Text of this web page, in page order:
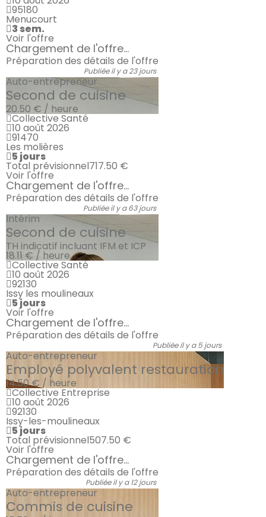
95180
Menucourt
3 sem.
Voir l'offre
Chargement de l'offre...
Préparation des détails de l'offre
Publiée il y a 23 jours
Auto-entrepreneur
Second de cuisine
20.50 € / heure
Collective Santé
10 août 2026
91470
Les molières
5 jours
Total prévisionnel717.50 €
Voir l'offre
Chargement de l'offre...
Préparation des détails de l'offre
Publiée il y a 63 jours
Intérim
Second de cuisine
TH indicatif incluant IFM et ICP
18.11 € / heure
Collective Santé
10 août 2026
92130
Issy les moulineaux
5 jours
Voir l'offre
Chargement de l'offre...
Préparation des détails de l'offre
Publiée il y a 5 jours
Auto-entrepreneur
Employé polyvalent restauration
14.50 € / heure
Collective Entreprise
10 août 2026
92130
Issy-les-moulineaux
5 jours
Total prévisionnel507.50 €
Voir l'offre
Chargement de l'offre...
Préparation des détails de l'offre
Publiée il y a 12 jours
Auto-entrepreneur
Commis de cuisine